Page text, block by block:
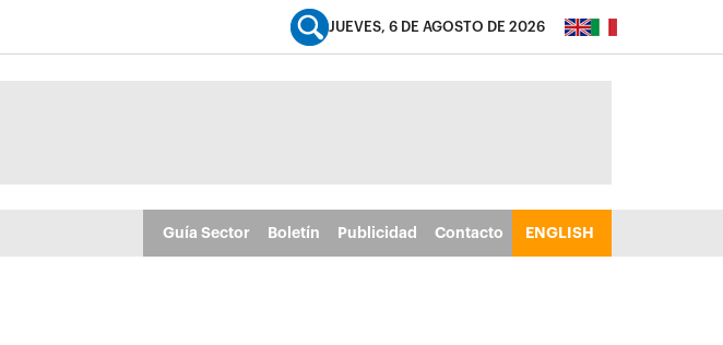
JUEVES, 6 DE AGOSTO DE 2026
Guía Sector Boletín Publicidad Contacto ENGLISH